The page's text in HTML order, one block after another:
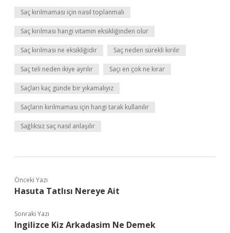
Saç kırılmaması için nasıl toplanmalı
Saç kırılması hangi vitamin eksikliğinden olur
Saç kırılması ne eksikliğidir Saç neden sürekli kırılır
Saç teli neden ikiye ayrılır Saçı en çok ne kırar
Saçları kaç günde bir yıkamalıyız
Saçların kırılmaması için hangi tarak kullanılır
Sağlıksız saç nasıl anlaşılır
Önceki Yazı
Hasuta Tatlısı Nereye Ait
Sonraki Yazı
Ingilizce Kiz Arkadasim Ne Demek